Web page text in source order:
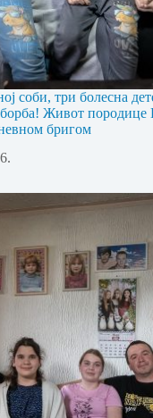
соби, три болесна
борба! Живот породице
бригом